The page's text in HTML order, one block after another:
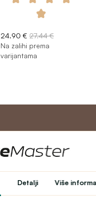
Detalji Više
24.90 € 27.44 €
Na zalihi prema
varijantama
Moj račun
Moj račun
Povijest narudžbi
Newsletter